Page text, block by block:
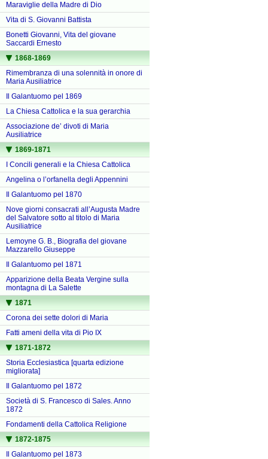
Maraviglie della Madre di Dio
Vita di S. Giovanni Battista
Bonetti Giovanni, Vita del giovane
Saccardi Ernesto
1868-1869
Rimembranza di una solennità in onore di
Maria Ausiliatrice
Il Galantuomo pel 1869
La Chiesa Cattolica e la sua gerarchia
Associazione de’ divoti di Maria
Ausiliatrice
1869-1871
I Concili generali e la Chiesa Cattolica
Angelina o l’orfanella degli Appennini
Il Galantuomo pel 1870
Nove giorni consacrati all’Augusta Madre
del Salvatore sotto al titolo di Maria
Ausiliatrice
Lemoyne G. B., Biografia del giovane
Mazzarello Giuseppe
Il Galantuomo pel 1871
Apparizione della Beata Vergine sulla
montagna di La Salette
1871
Corona dei sette dolori di Maria
Fatti ameni della vita di Pio IX
1871-1872
Storia Ecclesiastica [quarta edizione
migliorata]
Il Galantuomo pel 1872
Società di S. Francesco di Sales. Anno
1872
Fondamenti della Cattolica Religione
1872-1875
Il Galantuomo pel 1873